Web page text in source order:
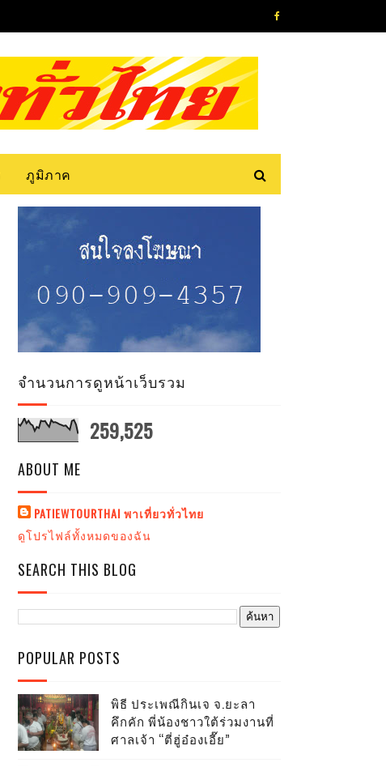
ภูมิภาค
จำนวนการดูหน้าเว็บรวม
259,525
ABOUT ME
PATIEWTOURTHAI พาเที่ยวทั่วไทย
ดูโปรไฟล์ทั้งหมดของฉัน
SEARCH THIS BLOG
POPULAR POSTS
พิธี ประเพณีกินเจ จ.ยะลา
คึกคัก พี่น้องชาวใต้ร่วมงานที่
ศาลเจ้า “ตี่ฮู่อ๋องเอี๊ย”